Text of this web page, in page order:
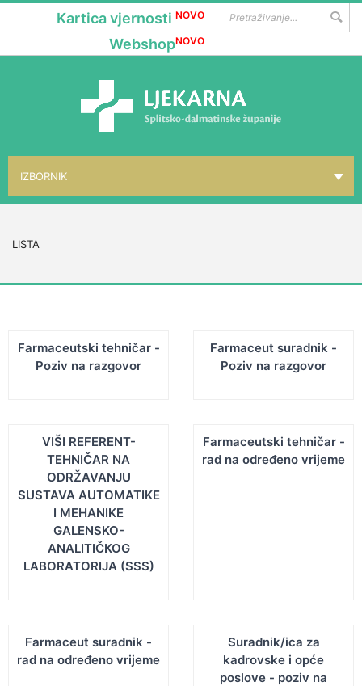
Kartica vjernosti NOVO
WebshopNOVO
IZBORNIK
O NAMA
NOVOSTI
LISTA
Farmaceutski tehničar -
Poziv na razgovor
Farmaceut suradnik -
Poziv na razgovor
VIŠI REFERENT-
TEHNIČAR NA
ODRŽAVANJU
SUSTAVA AUTOMATIKE
I MEHANIKE
GALENSKO-
ANALITIČKOG
LABORATORIJA (SSS)
Farmaceutski tehničar -
rad na određeno vrijeme
Farmaceut suradnik -
rad na određeno vrijeme
Suradnik/ica za
kadrovske i opće
poslove - poziv na